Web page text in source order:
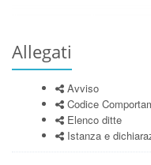
Allegati
Avviso
Codice
Elenco ditte
Istanza e